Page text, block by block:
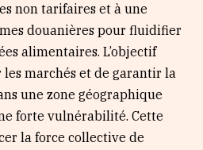
non tarifaires et à une
douanières pour fluidifier
alimentaires. L’objectif
marchés et de garantir la
une zone géographique
forte vulnérabilité. Cette
la force collective de